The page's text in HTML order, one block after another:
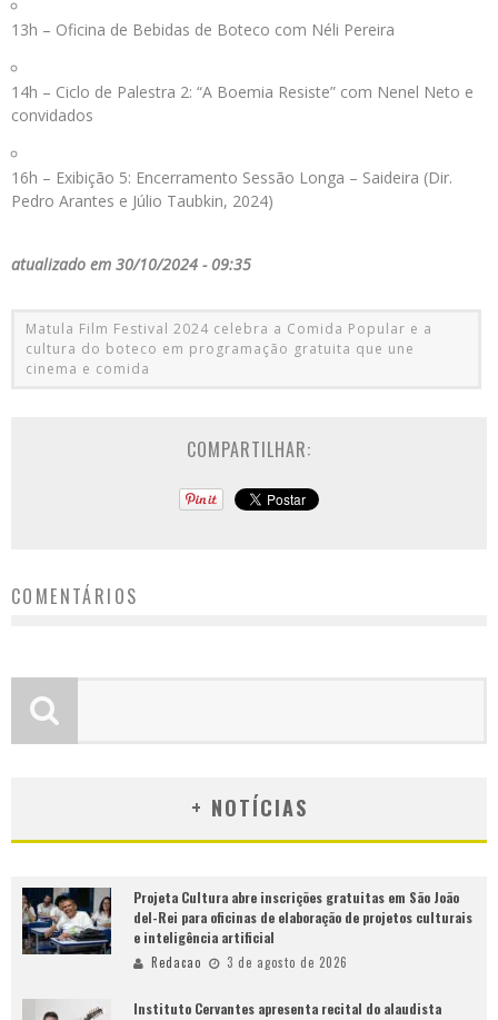
13h – Oficina de Bebidas de Boteco com Néli Pereira
14h – Ciclo de Palestra 2: “A Boemia Resiste” com Nenel Neto e
convidados
16h – Exibição 5: Encerramento Sessão Longa – Saideira (Dir.
Pedro Arantes e Júlio Taubkin, 2024)
atualizado em 30/10/2024 - 09:35
Matula Film Festival 2024 celebra a Comida Popular e a
cultura do boteco em programação gratuita que une
cinema e comida
COMPARTILHAR:
COMENTÁRIOS
+ NOTÍCIAS
Projeta Cultura abre inscrições gratuitas em São João
del-Rei para oficinas de elaboração de projetos culturais
e inteligência artificial
Redacao 3 de agosto de 2026
Instituto Cervantes apresenta recital do alaudista